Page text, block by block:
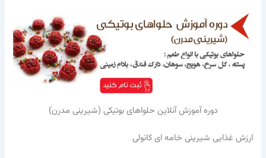
دوره آموزش آنلاین حلواهای بوتیکی (شیرینی مدرن)
ارزش غذایی شیرینی خامه ای کانولی